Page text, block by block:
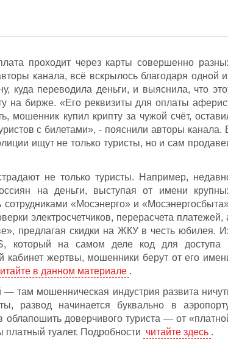
проходит через карты совершенно
канала, всё вскрылось благодаря одной
куда переводила деньги, и выяснила, что
на бирже. «Его реквизиты для оплаты
мошенник купил крипту за чужой счёт,
с билетами», - пояснили авторы канала.
ищут не только туристы, но и сам
не только туристы. Например,
на деньги, выступая от имени
«Мосэнерго» и
электросчетчиков, перерасчета платежей,
предлагая скидки на ЖКУ в честь юбилея.
который на самом деле код для доступа
кабинет жертвы, мошенники берут от его
в данном материале .
там мошенническая индустрия развита
развод начинается буквально в
доверчивого туриста — от
туалет. Подробности читайте здесь .